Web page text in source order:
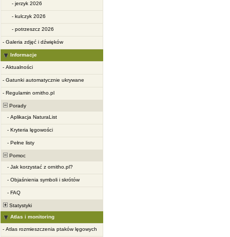
- jerzyk 2026
- kulczyk 2026
- potrzeszcz 2026
- Galeria zdjęć i dźwięków
Informacje
- Aktualności
- Gatunki automatycznie ukrywane
- Regulamin ornitho.pl
Porady
- Aplikacja NaturaList
- Kryteria lęgowości
- Pełne listy
Pomoc
- Jak korzystać z ornitho.pl?
- Objaśnienia symboli i skrótów
- FAQ
Statystyki
Atlas i monitoring
- Atlas rozmieszczenia ptaków lęgowych